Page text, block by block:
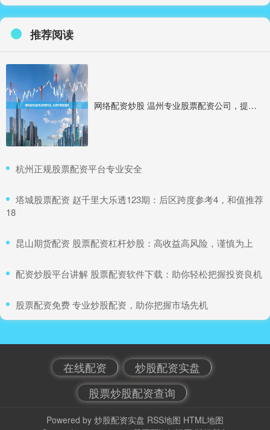
推荐阅读
网络配资炒股 温州专业股票配资公司，提供安全可靠配资服务
​杭州正规股票配资平台专业安全
​塔城股票配资 赵千里大乐透123期：后区跨度参考4，和值推荐
18
​昆山期货配资 股票配资杠杆炒股：高收益高风险，谨慎为上
​配资炒股平台讲解 股票配资软件下载：助你轻松把握投资良机
​股票配资免费 专业炒股配资，助你把握市场先机
在线配资
炒股配资实盘
股票炒股配资查询
Powered by 炒股配资实盘 RSS地图 HTML地图